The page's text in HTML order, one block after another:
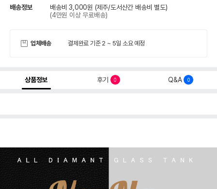
배송정보 배송비 3,000원 (제주/도서산간 배송비 별도)
(4만원 이상 무료배송)
업체배송 결제완료 기준 2 ~ 5일 소요 예정
상품정보 후기 0 Q&A 0